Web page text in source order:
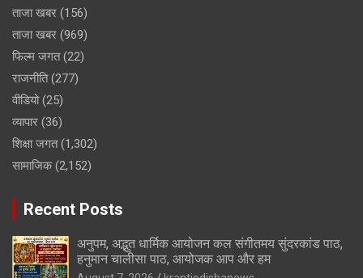
ताजा खबर (156)
ताजा खबर (969)
फिल्म जगत(22)
राजनीति(277)
वीडियो(25)
व्यापार (36)
शिक्षा जगत(1,302)
सामाजिक(2,152)
Recent Posts
अनुपम, अद्भुत धार्मिक आयोजन कल संगीतमय सुंदरकांड पाठ,
हनुमान चालीसा पाठ, आयोजक आप और हम